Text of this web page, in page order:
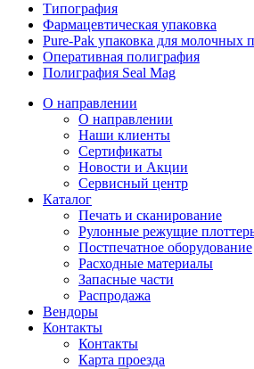
Типография
Фармацевтическая упаковка
Pure-Pak упаковка для молочных
Оперативная полиграфия
Полиграфия Seal Mag
О направлении
О направлении
Наши клиенты
Сертификаты
Новости и Акции
Сервисный центр
Каталог
Печать и сканирование
Рулонные режущие
Постпечатное оборудование
Расходные материалы
Запасные части
Распродажа
Вендоры
Контакты
Контакты
Карта проезда